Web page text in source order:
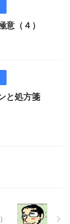
（４）
と処方箋